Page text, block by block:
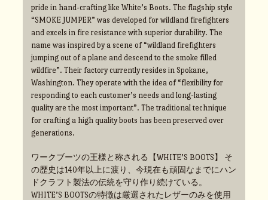
pride in hand-crafting like White’s Boots. The flagship style
“SMOKE JUMPER” was developed for wildland firefighters
and excels in fire resistance with superior durability. The
name was inspired by a scene of “wildland firefighters
jumping out of a plane and descend to the smoke filled
wildfire”. Their factory currently resides in Spokane,
Washington. They operate with the idea of “flexibility for
responding to each customer’s needs and long-lasting
quality are the most important”. The traditional technique
for crafting a high quality boots has been preserved over
generations.
ワークブーツの王様と称される【WHITE’S BOOTS】 そ
の歴史は140年以上に渡り、今現在も頑固なまでにハン
ドクラフト製法の伝統を守り作り続けている。
WHITE’S BOOTSの特徴は厳選されたレザーのみを使用